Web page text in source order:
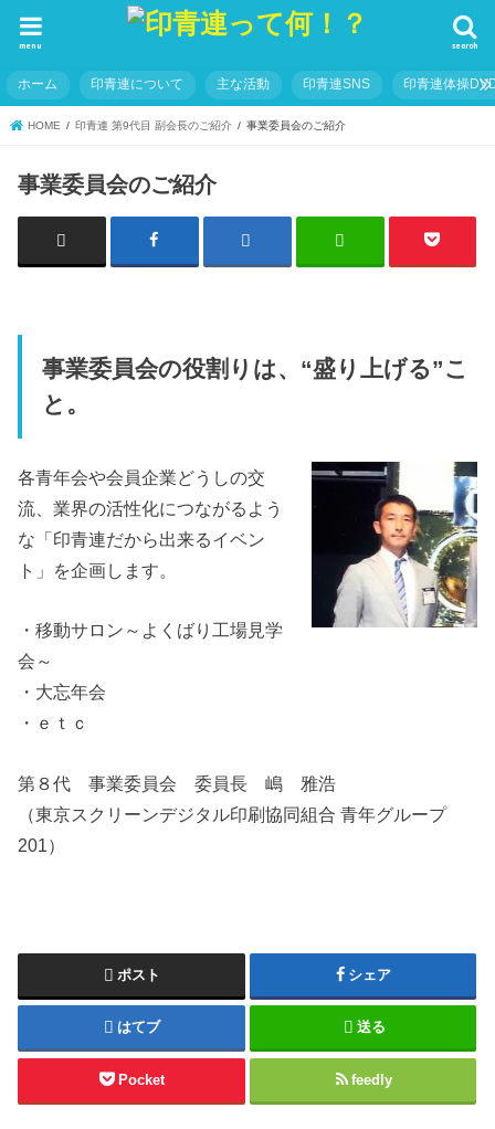
search
menu
ホーム 印青連について 主な活動 印青連SNS 印青連体操
HOME 印青連 第9代目 副会長のご紹介 事業委員会のご紹介
事業委員会のご紹介
事業委員会の役割りは、“盛り上げる”こ
と。
各青年会や会員企業どうしの交
流、業界の活性化につながるよう
な「印青連だから出来るイベン
ト」を企画します。
・移動サロン～よくばり工場見学
会～
・大忘年会
・ｅｔｃ
第８代 事業委員会 委員長 嶋 雅浩
（東京スクリーンデジタル印刷協同組合 青年グループ
201）
ポスト シェア
はてブ 送る
Pocket feedly